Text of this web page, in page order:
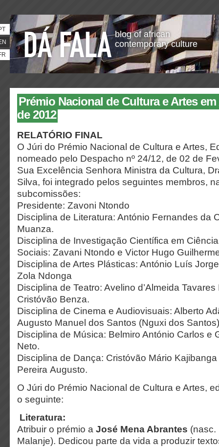
blog of african
contemporary culture
Prémio Nacional de Cultura e Artes
de 2012
RELATÓRIO FINAL
O Júri do Prémio Nacional de Cultura e Artes,
nomeado pelo Despacho nº 24/12, de 02 de
Sua Excelência Senhora Ministra da Cultura,
Silva, foi integrado pelos seguintes membros,
subcomissões:
Presidente: Zavoni Ntondo
Disciplina de Literatura: António Fernandes da
Muanza.
Disciplina de Investigação Científica em
Sociais: Zavani Ntondo e Victor Hugo
Disciplina de Artes Plásticas: António Luís
Zola Ndonga
Disciplina de Teatro: Avelino d’Almeida
Cristóvão Benza.
Disciplina de Cinema e Audiovisuais: Alberto
Augusto Manuel dos Santos (Nguxi dos
Disciplina de Música: Belmiro António Carlos e
Neto.
Disciplina de Dança: Cristóvão Mário
Pereira Augusto.
O Júri do Prémio Nacional de Cultura e Artes,
o seguinte:
Literatura:
Atribuir o prémio a José Mena Abrantes (nasc.
Malanje). Dedicou parte da vida a produzir